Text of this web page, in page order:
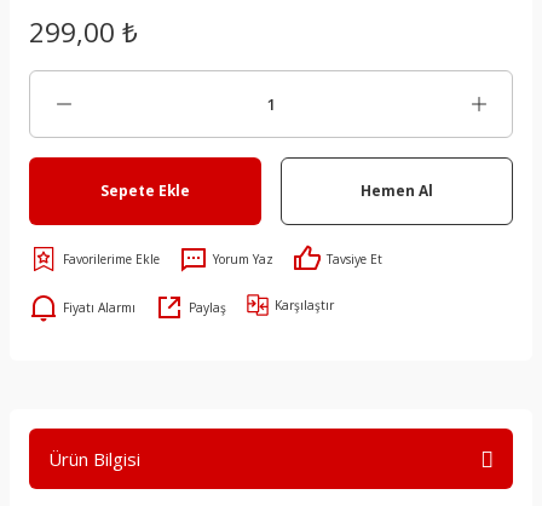
299,00 ₺
Sepete Ekle Hemen Al
Yorum Yaz Tavsiye Et
Fiyatı Alarmı Paylaş Karşılaştır
Ürün Bilgisi